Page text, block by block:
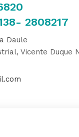
2808217
Daule
Vicente Duque